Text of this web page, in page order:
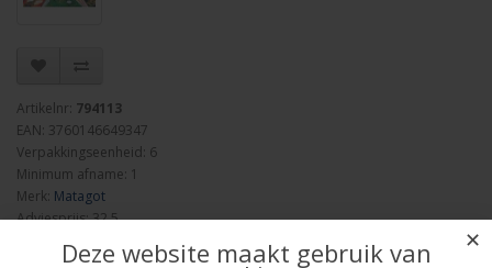
Artikelnr: 794113
EAN: 3760146649347
Verpakkingseenheid: 6
Minimum afname: 1
Merk: Matagot
Adviesprijs: 32.5
✕
Deze website maakt gebruik van